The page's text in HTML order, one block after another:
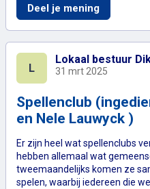
Deel je meningVlaamse
L
Lokaal bestuur
31 mrt 2025
Spellenclub
en Nele Lauwyck )
Er zijn heel wat spellenclubs
hebben allemaal wat
tweemaandelijks komen ze
spelen, waarbij iedereen die